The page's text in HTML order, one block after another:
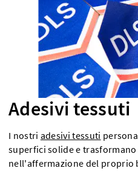
Adesivi tessuti
I nostri adesivi tessuti
superfici solide e
nell'affermazione del proprio